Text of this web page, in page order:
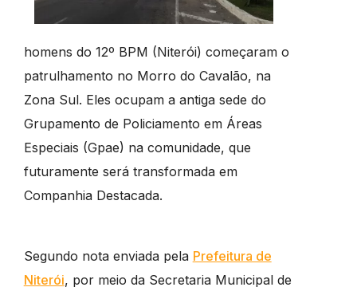
homens do 12º BPM (Niterói) começaram o
patrulhamento no Morro do Cavalão, na
Zona Sul. Eles ocupam a antiga sede do
Grupamento de Policiamento em Áreas
Especiais (Gpae) na comunidade, que
futuramente será transformada em
Companhia Destacada.
Segundo nota enviada pela Prefeitura de
Niterói, por meio da Secretaria Municipal de